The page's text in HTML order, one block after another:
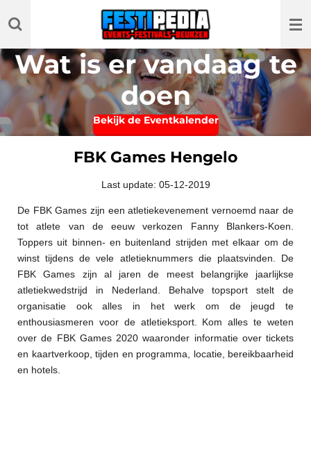
direct
de
hoofdinhoud
Wat is er vandaag te
doen
Bekijk de Eventkalender
FBK Games Hengelo
Last update: 05-12-2019
De FBK Games zijn een atletiekevenement vernoemd naar de
tot atlete van de eeuw verkozen Fanny Blankers-Koen.
Toppers uit binnen- en buitenland strijden met elkaar om de
winst tijdens de vele atletieknummers die plaatsvinden. De
FBK Games zijn al jaren de meest belangrijke jaarlijkse
atletiekwedstrijd in Nederland. Behalve topsport stelt de
organisatie ook alles in het werk om de jeugd te
enthousiasmeren voor de atletieksport. Kom alles te weten
over de FBK Games 2020 waaronder informatie over tickets
en kaartverkoop, tijden en programma, locatie, bereikbaarheid
en hotels.